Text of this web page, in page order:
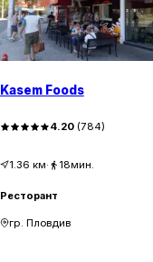
Kasem Foods
4.20(784)
1.36 км· 18мин.
Ресторант
гр. Пловдив